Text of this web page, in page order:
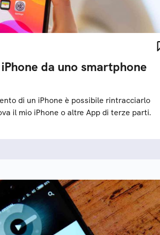
da uno smartphone
di un iPhone è possibile rintracciarlo
il mio iPhone o altre App di terze parti.